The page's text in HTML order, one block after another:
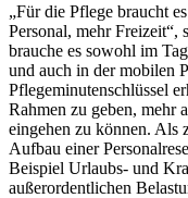
„Für die Pflege braucht
Personal, mehr
brauche es sowohl im
und auch in der mobilen
Pflegeminutenschlüssel
Rahmen zu geben, mehr
eingehen zu können. Als
Aufbau einer
Beispiel Urlaubs- und
außerordentlichen